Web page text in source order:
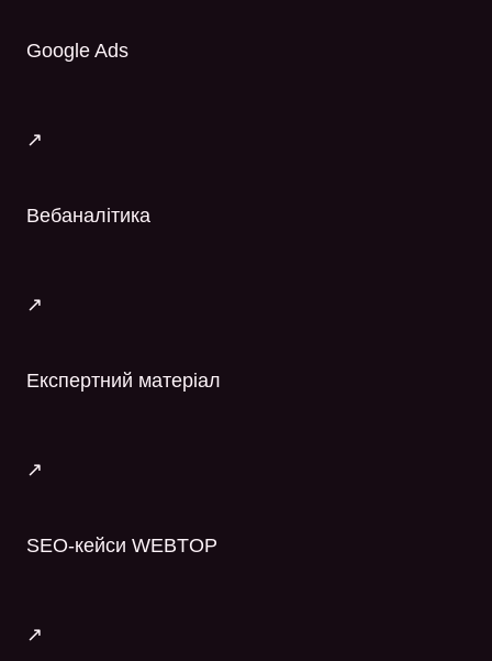
Google Ads
↗
Вебаналітика
↗
Експертний матеріал
↗
SEO-кейси WEBTOP
↗